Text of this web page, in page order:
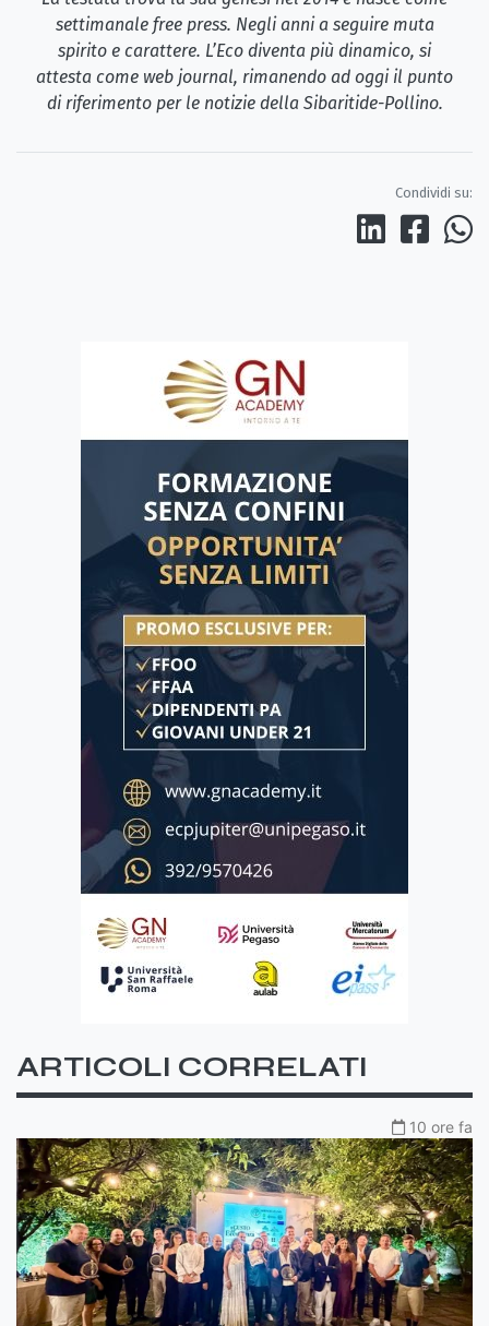
settimanale free press. Negli anni a seguire muta
spirito e carattere. L’Eco diventa più dinamico, si
attesta come web journal, rimanendo ad oggi il punto
di riferimento per le notizie della Sibaritide-Pollino.
Condividi su:
ARTICOLI CORRELATI
10 ore fa